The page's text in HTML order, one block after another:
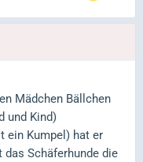
Mädchen Bällchen
und Kind)
ein Kumpel) hat er
Schäferhunde die